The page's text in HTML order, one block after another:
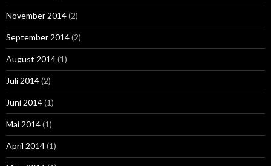
November 2014(2)
September 2014(2)
August 2014(1)
Juli 2014(2)
Juni 2014(1)
Mai 2014(1)
April 2014(1)